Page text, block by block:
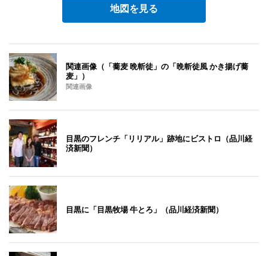
地図を見る
関連画像（「蕎麦 晩斬徒」の「晩斬徒風 かき揚げ蕎
麦」）
関連画像
目黒のフレンチ「リリアル」跡地にビストロ（品川経
済新聞）
目黒に「目黒牧場 牛とろ」（品川経済新聞）